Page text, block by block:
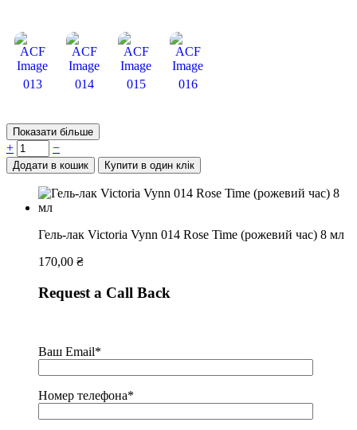
013 014 015 016
Показати більше
+ −
Додати в кошик Купити в один клік
Гель-лак Victoria Vynn 014 Rose Time (рожевий час) 8 мл
170,00 ₴
Request a Call Back
Ваш Email*
Номер телефона*